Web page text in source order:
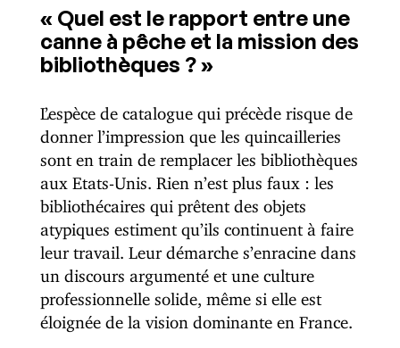
« Quel est le rapport entre une
canne à pêche et la mission des
bibliothèques ? »
L’espèce de catalogue qui précède risque de
donner l’impression que les quincailleries
sont en train de remplacer les bibliothèques
aux Etats-Unis. Rien n’est plus faux : les
bibliothécaires qui prêtent des objets
atypiques estiment qu’ils continuent à faire
leur travail. Leur démarche s’enracine dans
un discours argumenté et une culture
professionnelle solide, même si elle est
éloignée de la vision dominante en France.